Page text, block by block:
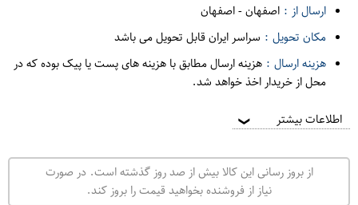
ارسال از : اصفهان-اصفهان
مکان تحویل : سراسر ایران قابل تحویل می باشد
هزینه ارسال : هزینه ارسال مطابق با هزینه های پست یا پیک بوده که در
محل از خریدار اخذ خواهد شد.
اطلاعات بیشتر ❯
از بروز رسانی این کالا بیش از صد روز گذشته است. در صورت
نیاز از فروشنده بخواهید قیمت را بروز کند.